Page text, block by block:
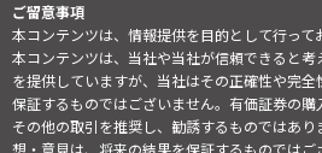
ご留意事項
本コンテンツは、情報提供を目的として行って
本コンテンツは、当社や当社が信頼できると
を提供していますが、当社はその正確性や完
保証するものではございません。有価証券の購
その他の取引を推奨し、勧誘するものではあ